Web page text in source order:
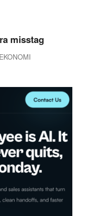
misstag
EKONOMI